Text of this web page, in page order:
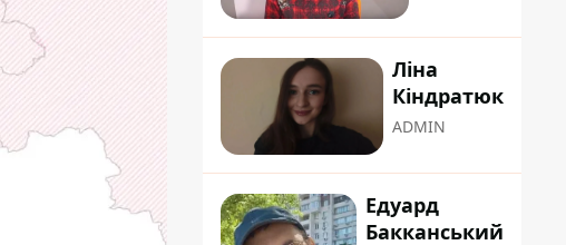
Ліна
Кіндратюк
ADMIN
Едуард
Бакканський